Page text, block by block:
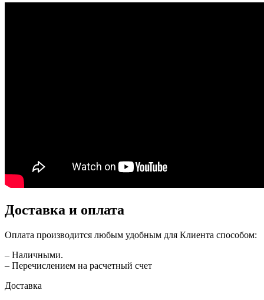
Доставка и оплата
Оплата производится любым удобным для Клиента способом:
– Наличными.
– Перечислением на расчетный счет
Доставка